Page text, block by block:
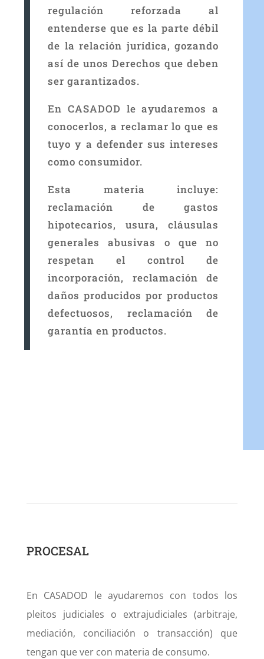
regulación reforzada al
entenderse que es la parte débil
de la relación jurídica, gozando
así de unos Derechos que deben
ser garantizados.
En CASADOD le ayudaremos a
conocerlos, a reclamar lo que es
tuyo y a defender sus intereses
como consumidor.
Esta materia incluye:
reclamación de gastos
hipotecarios, usura, cláusulas
generales abusivas o que no
respetan el control de
incorporación, reclamación de
daños producidos por productos
defectuosos, reclamación de
garantía en productos.
PROCESAL
En CASADOD le ayudaremos con todos los
pleitos judiciales o extrajudiciales (arbitraje,
mediación, conciliación o transacción) que
tengan que ver con materia de consumo.